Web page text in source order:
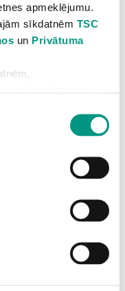
apmeklējumu.
sīkdatnēm TSC
un Privātuma
sīkdatnes
tās darbību.
GALAXY